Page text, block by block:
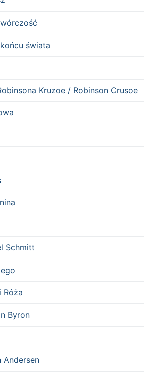
świata
Kruzoe / Robinson Crusoe
Schmitt
Róża
Byron
Andersen